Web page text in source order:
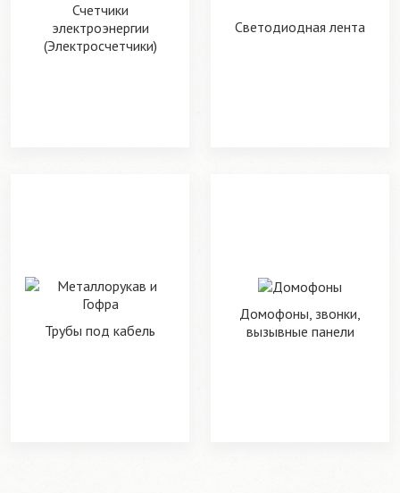
Счетчики
электроэнергии
(Электросчетчики)
Светодиодная лента
Трубы под кабель
Домофоны, звонки,
вызывные панели